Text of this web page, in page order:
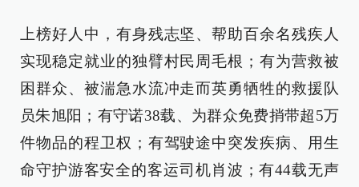
上榜好人中，有身残志坚、帮助百余名残疾人
实现稳定就业的独臂村民周毛根；有为营救被
困群众、被湍急水流冲走而英勇牺牲的救援队
员朱旭阳；有守诺38载、为群众免费捎带超5万
件物品的程卫权；有驾驶途中突发疾病、用生
命守护游客安全的客运司机肖波；有44载无声